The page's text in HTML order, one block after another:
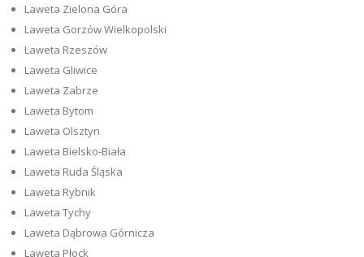
Laweta Zielona Góra
Laweta Gorzów Wielkopolski
Laweta Rzeszów
Laweta Gliwice
Laweta Zabrze
Laweta Bytom
Laweta Olsztyn
Laweta Bielsko-Biała
Laweta Ruda Śląska
Laweta Rybnik
Laweta Tychy
Laweta Dąbrowa Górnicza
Laweta Płock